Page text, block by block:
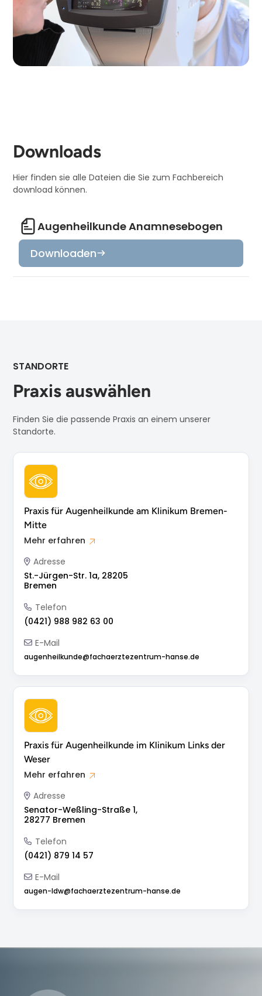
Downloads
Hier finden sie alle Dateien die Sie zum Fachbereich
download können.
Augenheilkunde Anamnesebogen
Downloaden
STANDORTE
Praxis auswählen
Finden Sie die passende Praxis an einem unserer
Standorte.
Praxis für Augenheilkunde am Klinikum Bremen-
Mitte
Mehr erfahren
Adresse
St.-Jürgen-Str. 1a, 28205
Bremen
Telefon
(0421) 988 982 63 00
E-Mail
augenheilkunde@fachaerztezentrum-hanse.de
Praxis für Augenheilkunde im Klinikum Links der
Weser
Mehr erfahren
Adresse
Senator-Weßling-Straße 1,
28277 Bremen
Telefon
(0421) 879 14 57
E-Mail
augen-ldw@fachaerztezentrum-hanse.de